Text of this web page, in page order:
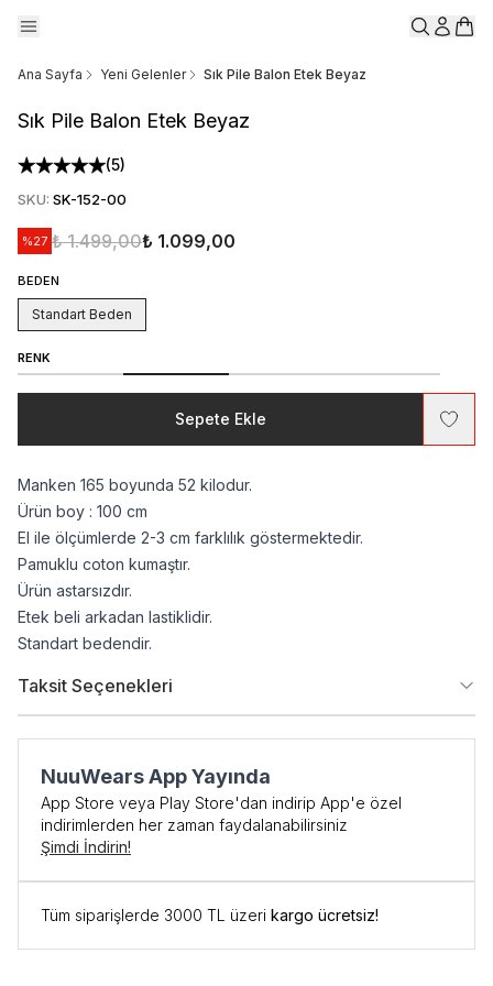
Ana Sayfa Yeni Gelenler Sık Pile Balon Etek Beyaz
Sık Pile Balon Etek Beyaz
(5)
SKU: SK-152-00
%27 ₺ 1.499,00₺ 1.099,00
BEDEN
Standart Beden
RENK
Sepete Ekle
Manken 165 boyunda 52 kilodur.
Ürün boy : 100 cm
El ile ölçümlerde 2-3 cm farklılık göstermektedir.
Pamuklu coton kumaştır.
Ürün astarsızdır.
Etek beli arkadan lastiklidir.
Standart bedendir.
Taksit Seçenekleri
NuuWears App Yayında
App Store veya Play Store'dan indirip App'e özel
indirimlerden her zaman faydalanabilirsiniz
Şimdi İndirin!
Tüm siparişlerde 3000 TL üzeri kargo ücretsiz!
İlk Siparişe Özel